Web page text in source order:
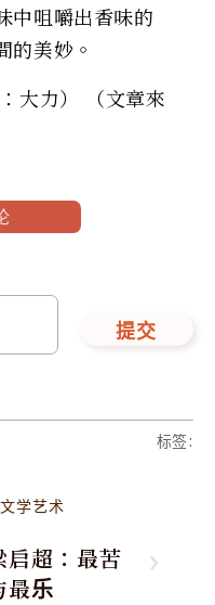
中咀嚼出香味的
的美妙。
大力） （文章來
提交
标签:
文学艺术
启超：最苦
最乐